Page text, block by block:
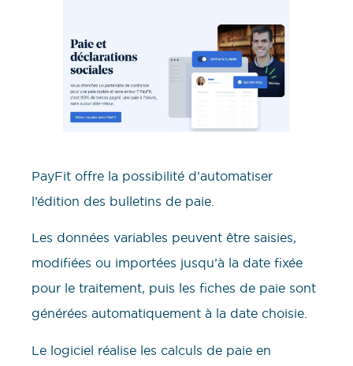
PayFit offre la possibilité d’automatiser
l’édition des bulletins de paie.
Les données variables peuvent être saisies,
modifiées ou importées jusqu’à la date fixée
pour le traitement, puis les fiches de paie sont
générées automatiquement à la date choisie.
Le logiciel réalise les calculs de paie en